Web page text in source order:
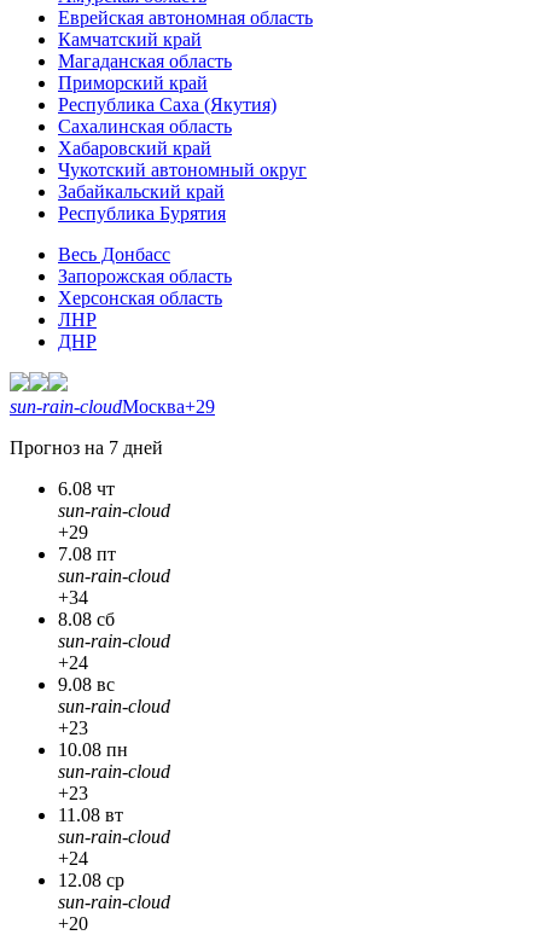
Еврейская автономная область
Камчатский край
Магаданская область
Приморский край
Республика Саха (Якутия)
Сахалинская область
Хабаровский край
Чукотский автономный округ
Забайкальский край
Республика Бурятия
Весь Донбасс
Запорожская область
Херсонская область
ЛНР
ДНР
sun-rain-cloudМосква+29
Прогноз на 7 дней
6.08 чт
sun-rain-cloud
+29
7.08 пт
sun-rain-cloud
+34
8.08 сб
sun-rain-cloud
+24
9.08 вс
sun-rain-cloud
+23
10.08 пн
sun-rain-cloud
+23
11.08 вт
sun-rain-cloud
+24
12.08 ср
sun-rain-cloud
+20